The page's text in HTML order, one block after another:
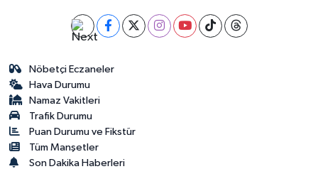
Nöbetçi Eczaneler
Hava Durumu
Namaz Vakitleri
Trafik Durumu
Puan Durumu ve Fikstür
Tüm Manşetler
Son Dakika Haberleri
Erzincan Müftülüğü
Eskişehir Müftülüğü
Gaziantep Müftülüğü
Giresun Müftülüğü